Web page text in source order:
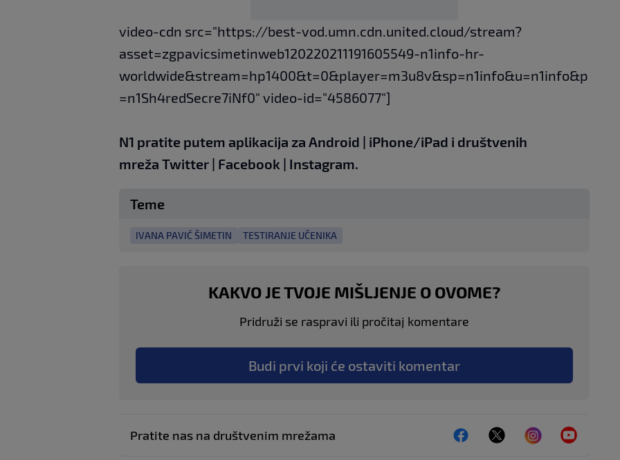
video-cdn src="https://best-vod.umn.cdn.united.cloud/stream?
asset=zgpavicsimetinweb120220211191605549-n1info-hr-
worldwide&stream=hp1400&t=0&player=m3u8v&sp=n1info&u=n1info&p
=n1Sh4redSecre7iNf0" video-id="4586077"]
N1 pratite putem aplikacija za Android | iPhone/iPad i društvenih
mreža Twitter | Facebook | Instagram.
Teme
IVANA PAVIĆ ŠIMETIN TESTIRANJE UČENIKA
KAKVO JE TVOJE MIŠLJENJE O OVOME?
Pridruži se raspravi ili pročitaj komentare
Budi prvi koji će ostaviti komentar
Pratite nas na društvenim mrežama